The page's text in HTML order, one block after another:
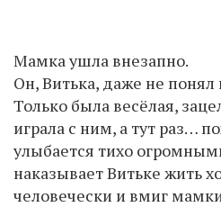
Мамка ушла внезапно.
Он, Витька, даже не понял
Только была весёлая,
играла с ним, а тут раз…
улыбается тихо
наказывает Витьке жить
человечески и вмиг